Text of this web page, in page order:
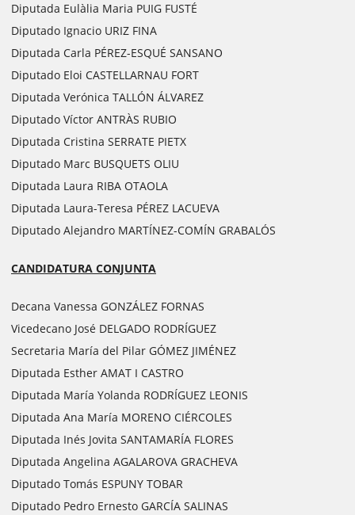
Diputada Eulàlia Maria PUIG FUSTÉ
Diputado Ignacio URIZ FINA
Diputada Carla PÉREZ-ESQUÉ SANSANO
Diputado Eloi CASTELLARNAU FORT
Diputada Verónica TALLÓN ÁLVAREZ
Diputado Víctor ANTRÀS RUBIO
Diputada Cristina SERRATE PIETX
Diputado Marc BUSQUETS OLIU
Diputada Laura RIBA OTAOLA
Diputada Laura-Teresa PÉREZ LACUEVA
Diputado Alejandro MARTÍNEZ-COMÍN GRABALÓS
CANDIDATURA CONJUNTA
Decana Vanessa GONZÁLEZ FORNAS
Vicedecano José DELGADO RODRÍGUEZ
Secretaria María del Pilar GÓMEZ JIMÉNEZ
Diputada Esther AMAT I CASTRO
Diputada María Yolanda RODRÍGUEZ LEONIS
Diputada Ana María MORENO CIÉRCOLES
Diputada Inés Jovita SANTAMARÍA FLORES
Diputada Angelina AGALAROVA GRACHEVA
Diputado Tomás ESPUNY TOBAR
Diputado Pedro Ernesto GARCÍA SALINAS